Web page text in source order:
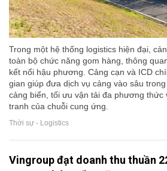
Trong một hệ thống logistics hiện đại,
toàn bộ chức năng gom hàng, thông
kết nối hậu phương. Cảng cạn và ICD
gian giúp đưa dịch vụ cảng vào sâu
cảng biển, tối ưu vận tải đa phương thức
tranh của chuỗi cung ứng.
Thời sự - Logistics
Vingroup đạt doanh thu thuần